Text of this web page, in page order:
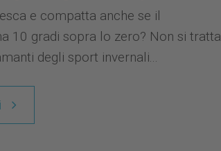
e compatta anche se il
10 gradi sopra lo zero? Non si tratta
degli sport invernali...